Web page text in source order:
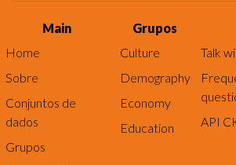
Main
Home
Sobre
Conjuntos de
dados
Grupos
Grupos
Culture
Demography
Economy
Education
Talk
API